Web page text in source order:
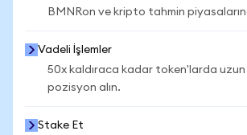
BMNRon ve kripto tahmin
Vadeli İşlemler
50x kaldıraca kadar token'larda uzun
pozisyon alın.
Stake Et